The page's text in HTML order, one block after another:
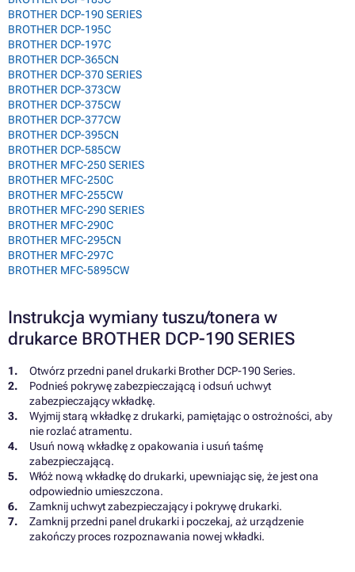
BROTHER DCP-190 SERIES
BROTHER DCP-195C
BROTHER DCP-197C
BROTHER DCP-365CN
BROTHER DCP-370 SERIES
BROTHER DCP-373CW
BROTHER DCP-375CW
BROTHER DCP-377CW
BROTHER DCP-395CN
BROTHER DCP-585CW
BROTHER MFC-250 SERIES
BROTHER MFC-250C
BROTHER MFC-255CW
BROTHER MFC-290 SERIES
BROTHER MFC-290C
BROTHER MFC-295CN
BROTHER MFC-297C
BROTHER MFC-5895CW
Instrukcja wymiany tuszu/tonera w
drukarce BROTHER DCP-190 SERIES
Otwórz przedni panel drukarki Brother DCP-190 Series.
Podnieś pokrywę zabezpieczającą i odsuń uchwyt
zabezpieczający wkładkę.
Wyjmij starą wkładkę z drukarki, pamiętając o ostrożności, aby
nie rozlać atramentu.
Usuń nową wkładkę z opakowania i usuń taśmę
zabezpieczającą.
Włóż nową wkładkę do drukarki, upewniając się, że jest ona
odpowiednio umieszczona.
Zamknij uchwyt zabezpieczający i pokrywę drukarki.
Zamknij przedni panel drukarki i poczekaj, aż urządzenie
zakończy proces rozpoznawania nowej wkładki.